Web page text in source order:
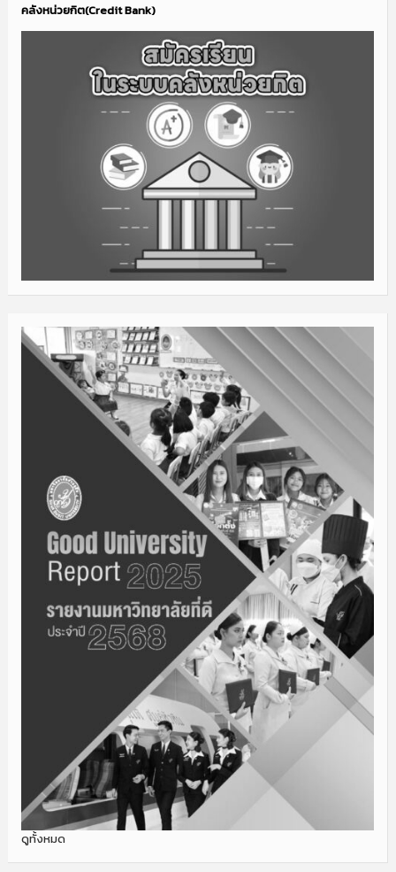
คลังหน่วยกิต(Credit Bank)
ดูทั้งหมด